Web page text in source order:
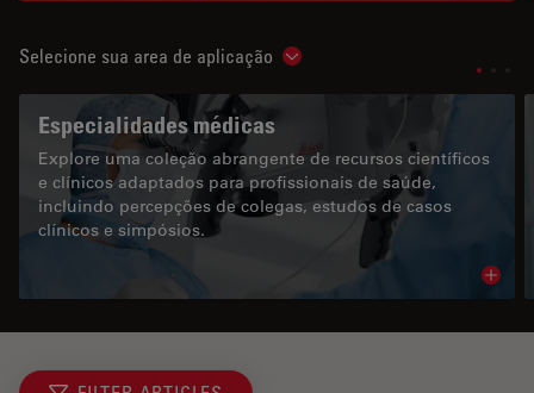
Selecione sua area de aplicação Show subnavigation
Especialidades médicas
Explore uma coleção abrangente de recursos científicos
e clínicos adaptados para profissionais de saúde,
incluindo percepções de colegas, estudos de casos
clínicos e simpósios.